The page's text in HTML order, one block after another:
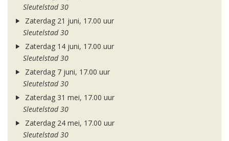
Sleutelstad 30
Zaterdag 21 juni, 17.00 uur
Sleutelstad 30
Zaterdag 14 juni, 17.00 uur
Sleutelstad 30
Zaterdag 7 juni, 17.00 uur
Sleutelstad 30
Zaterdag 31 mei, 17.00 uur
Sleutelstad 30
Zaterdag 24 mei, 17.00 uur
Sleutelstad 30